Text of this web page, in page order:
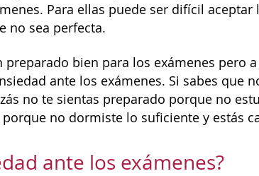
Para ellas puede ser difícil aceptar
no sea perfecta.
bien para los exámenes pero
ante los exámenes. Si sabes que
no te sientas preparado porque no
no dormiste lo suficiente y estás
ante los exámenes?